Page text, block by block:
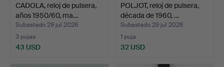
CADOLA, reloj de pulsera,
años 1950/60, ma…
Subastado 29 jul 2026
3 pujas
43 USD
POLJOT, reloj de pulsera,
década de 1960, …
Subastado 29 jul 2026
1 puja
32 USD